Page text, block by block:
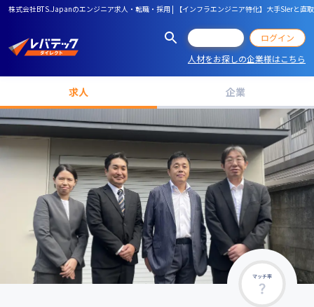
株式会社BTS.Japanのエンジニア求人・転職・採用 | 【インフラエンジニア特化】大手SIerと
ログイン
人材をお探しの企業様はこちら
求人 企業
マッチ率